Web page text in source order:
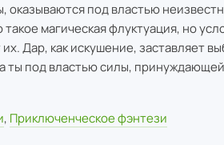
оказываются под властью
магическая флуктуация, но
Дар, как искушение, заставляет
ты под властью силы,
, Приключенческое фэнтези